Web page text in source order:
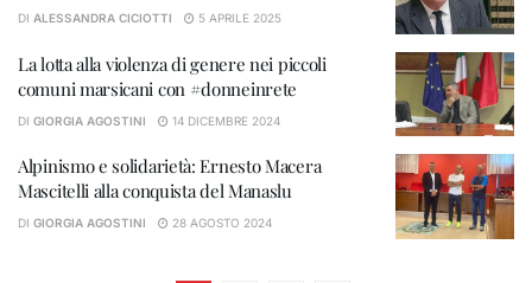
DI ALESSANDRA CICIOTTI 5 APRILE 2025
La lotta alla violenza di genere nei piccoli
comuni marsicani con #donneinrete
DI GIORGIA AGOSTINI 14 DICEMBRE 2024
Alpinismo e solidarietà: Ernesto Macera
Mascitelli alla conquista del Manaslu
DI GIORGIA AGOSTINI 28 AGOSTO 2024